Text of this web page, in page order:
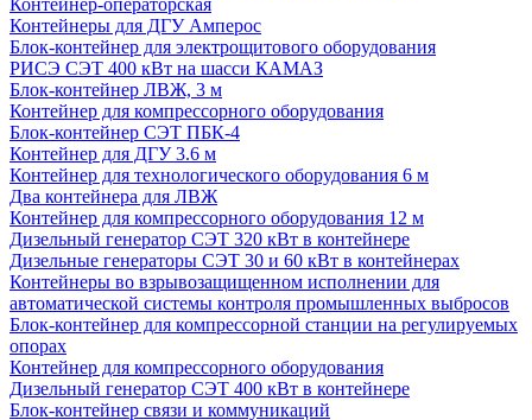
Контейнер-операторская
Контейнеры для ДГУ Амперос
Блок-контейнер для электрощитового оборудования
РИСЭ СЭТ 400 кВт на шасси КАМАЗ
Блок-контейнер ЛВЖ, 3 м
Контейнер для компрессорного оборудования
Блок-контейнер СЭТ ПБК-4
Контейнер для ДГУ 3.6 м
Контейнер для технологического оборудования 6 м
Два контейнера для ЛВЖ
Контейнер для компрессорного оборудования 12 м
Дизельный генератор СЭТ 320 кВт в контейнере
Дизельные генераторы СЭТ 30 и 60 кВт в контейнерах
Контейнеры во взрывозащищенном исполнении для
автоматической системы контроля промышленных выбросов
Блок-контейнер для компрессорной станции на регулируемых
опорах
Контейнер для компрессорного оборудования
Дизельный генератор СЭТ 400 кВт в контейнере
Блок-контейнер связи и коммуникаций